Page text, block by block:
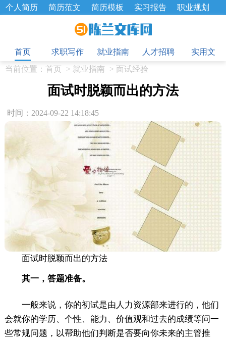
个人简历 简历范文 简历模板 实习报告
职业规划
招聘选拔 绩效考核 企业文化
工作总结
辞职报告
首页
求职写作 就业指南 人才招聘
实用文
当前位置： 首页 > 就业指南 > 面试经验
面试时脱颖而出的方法
时间：2024-09-22 14:18:45
面试时脱颖而出的方法
其一，答题准备。
一般来说，你的初试是由人力资源部来进行的，他们
会就你的学历、个性、能力、价值观和过去的成绩等问一
些常规问题，以帮助他们判断是否要向你未来的主管推